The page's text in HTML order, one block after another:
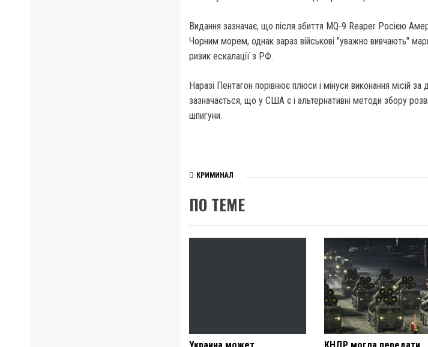
Видання зазначає, що після збиття MQ-9 Reaper Росією
Чорним морем, однак зараз військові "уважно вивчають"
ризик ескалації з РФ.
Наразі Пентагон порівнює плюси і мінуси виконання місій
зазначається, що у США є і альтернативні методи збору
шпигуни.
КРИМИНАЛ
ПО ТЕМЕ